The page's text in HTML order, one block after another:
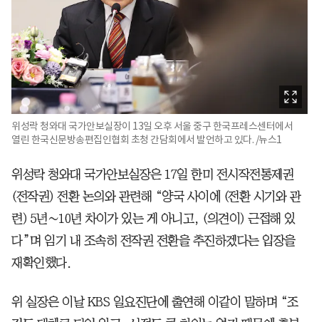
위성락 청와대 국가안보실장이 13일 오후 서울 중구 한국프레스센터에서
열린 한국신문방송편집인협회 초청 간담회에서 발언하고 있다. /뉴스1
위성락 청와대 국가안보실장은 17일 한미 전시작전통제권
(전작권) 전환 논의와 관련해 “양국 사이에 (전환 시기와 관
련) 5년∼10년 차이가 있는 게 아니고, (의견이) 근접해 있
다”며 임기 내 조속히 전작권 전환을 추진하겠다는 입장을
재확인했다.
위 실장은 이날 KBS 일요진단에 출연해 이같이 말하며 “조